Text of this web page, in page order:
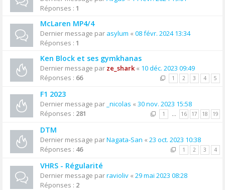
Réponses : 1
McLaren MP4/4
Dernier message par asylum « 08 févr. 2024 13:34
Réponses : 1
Ken Block et ses gymkhanas
Dernier message par ze_shark« 10 déc. 2023 09:49
Réponses : 66 1 2 3 4 5
F1 2023
Dernier message par _nicolas « 30 nov. 2023 15:58
Réponses : 281 1 … 16 17 18 19
DTM
Dernier message parNagata-San « 23 oct. 2023 10:38
Réponses : 46 1 2 3 4
VHRS - Régularité
Dernier message parravioliv « 29 mai 2023 08:28
Réponses : 2